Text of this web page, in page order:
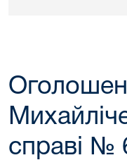
справі №